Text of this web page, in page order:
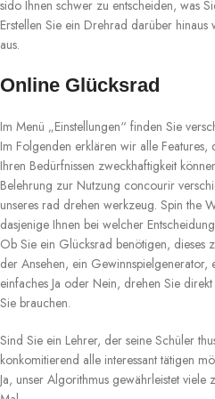
sido Ihnen schwer zu entscheiden, was
Erstellen Sie ein Drehrad darüber hinaus
aus.
Online Glücksrad
Im Menü „Einstellungen“ finden Sie
Im Folgenden erklären wir alle
Ihren Bedürfnissen zweckhaftigkeit
Belehrung zur Nutzung concourir
unseres rad drehen werkzeug. Spin the
dasjenige Ihnen bei welcher
Ob Sie ein Glücksrad benötigen, dieses
der Ansehen, ein
einfaches Ja oder Nein, drehen Sie
Sie brauchen.
Sind Sie ein Lehrer, der seine Schüler
konkomitierend alle interessant tätigen
Ja, unser Algorithmus gewährleistet